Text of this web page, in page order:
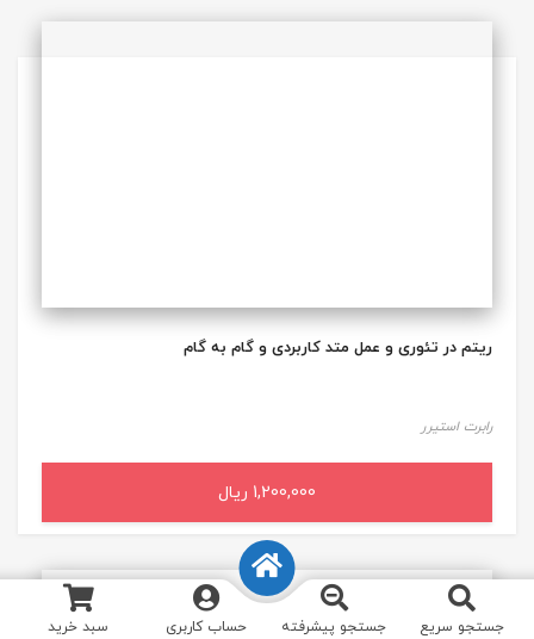
ریتم در تئوری و عمل متد کاربردی و گام به گام
رابرت استیرر
1,200,000 ریال
افزودن به سبد خرید
جستجو سریع جستجو پیشرفته حساب کاربری سبد خرید